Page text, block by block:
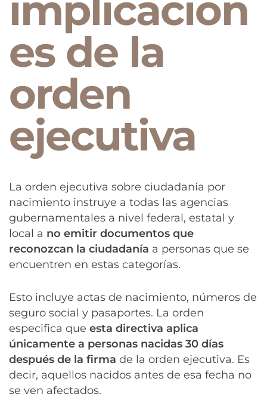
es de la
orden
ejecutiva
La orden ejecutiva sobre ciudadanía por
nacimiento instruye a todas las agencias
gubernamentales a nivel federal, estatal y
local a no emitir documentos que
reconozcan la ciudadanía a personas que se
encuentren en estas categorías.
Esto incluye actas de nacimiento, números de
seguro social y pasaportes. La orden
especifica que esta directiva aplica
únicamente a personas nacidas 30 días
después de la firma de la orden ejecutiva. Es
decir, aquellos nacidos antes de esa fecha no
se ven afectados.